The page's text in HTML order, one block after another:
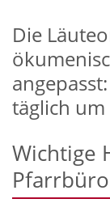
Die
täglich
Wichtige